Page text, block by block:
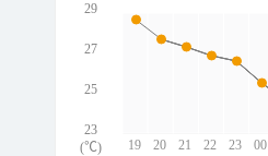
19 20 21 22 23 00
29
27
25
23
(℃)